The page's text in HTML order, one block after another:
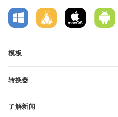
模板
文本文档模板
转换器
转换电子表格
了解新闻